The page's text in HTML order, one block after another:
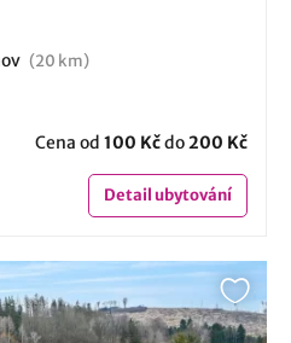
(20 km)
Cena od 100 Kčdo200 Kč
Detailubytování